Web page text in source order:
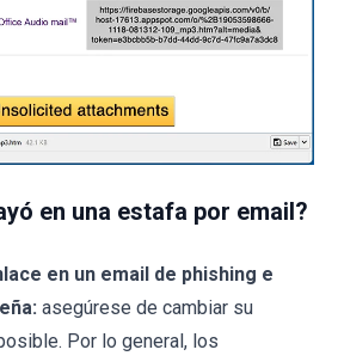
en una estafa por email?
en un email de phishing e
asegúrese de cambiar su
Por lo general, los